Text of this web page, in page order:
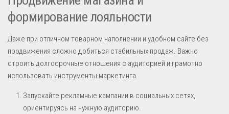
формирование лояльности
Даже при отличном товарном наполнении и удобном сайте без
продвижения сложно добиться стабильных продаж. Важно
строить долгосрочные отношения с аудиторией и грамотно
использовать инструменты маркетинга.
Запускайте рекламные кампании в социальных сетях,
ориентируясь на нужную аудиторию.